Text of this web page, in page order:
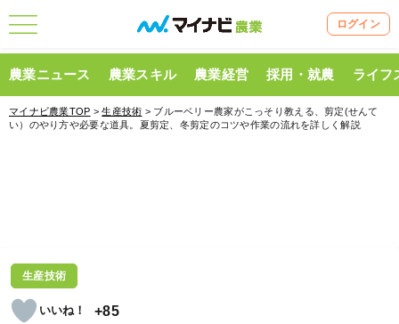
ログイン
農業ニュース 農業スキル 農業経営 採用・就農 ライフ
マイナビ農業TOP >生産技術 > ブルーベリー農家がこっそり教える、剪定(せんて
い）のやり方や必要な道具。夏剪定、冬剪定のコツや作業の流れを詳しく解説
生産技術
+85